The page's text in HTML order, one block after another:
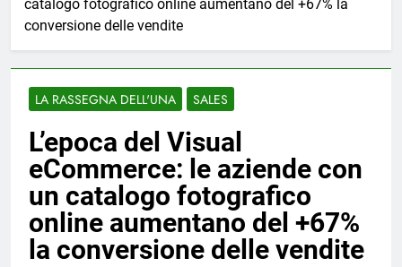
catalogo fotografico online aumentano del +67% la
conversione delle vendite
LA RASSEGNA DELL'UNA SALES
L’epoca del Visual
eCommerce: le aziende con
un catalogo fotografico
online aumentano del +67%
la conversione delle vendite